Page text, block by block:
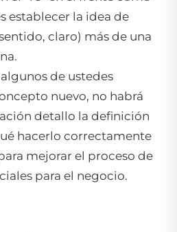
establecer la idea de
claro) más de una
de ustedes
nuevo, no habrá
detallo la definición
hacerlo correctamente
mejorar el proceso de
para el negocio.